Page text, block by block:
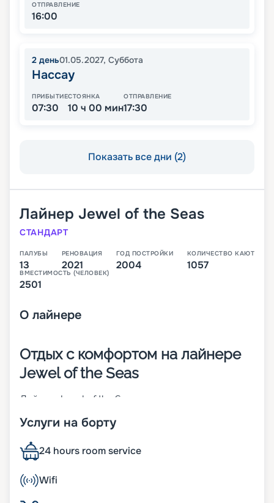
ОТПРАВЛЕНИЕ
16:00
2 день01.05.2027, Суббота
Нассау
ПРИБЫТИЕ
07:30
СТОЯНКА
10 ч 00 мин
ОТПРАВЛЕНИЕ
17:30
Показать все дни (2)
Лайнер Jewel of the Seas
СТАНДАРТ
ПАЛУБЫ
13
РЕНОВАЦИЯ
2021
ГОД ПОСТРОЙКИ
2004
КОЛИЧЕСТВО КАЮТ
1057
ВМЕСТИМОСТЬ (ЧЕЛОВЕК)
2501
О лайнере
Отдых с комфортом на лайнере
Jewel of the Seas
Лайнер Jewel of the Seas – представитель класса
отличается средними размерами и небольшой
Германии в 2004 году. А в 2016 г. проведена его
реновация, на которую потрачено 20 миллионов
долларов. Большое внимание уделялось
интерьеру и обеспечению комфорта
Услуги на борту
24 hours room service
Wifi